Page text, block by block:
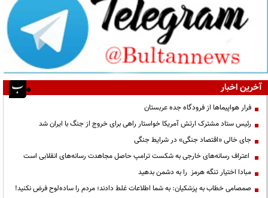
آخرین اخبار
فرار هواپیماها از فرودگاه جده عربستان
رئیس ستاد مشترک ارتش آمریکا خواستار راهی برای خروج از جنگ با ایران شد
جای خالی «اقتصاد جنگی» در شرایط جنگی
اعتراف رسانه‌های خارجی به شکست ترامپ حاصل مجاهدت رسانه‌های انقلابی است
مبادا اختیار تنگه هرمز را به دشمن بدهید
صمصامی خطاب به پزشکیان: به شما اطلاعات غلط دادند؛ مردم را ساده‌لوح فرض نکنید!